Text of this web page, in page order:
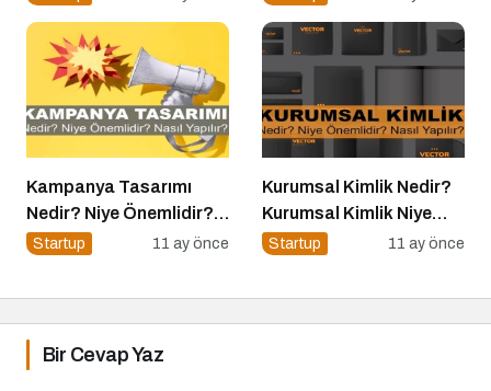
Kampanya Tasarımı
Nedir? Niye Önemlidir?
Kampanya Tasarımı
Startup 11 ay önce
Kurumsal Kimlik Nedir?
Kurumsal Kimlik Niye
Önemlidir? Kurumsal
Startup 11 ay önce
Bir Cevap Yaz